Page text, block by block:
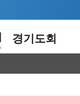
경기도회